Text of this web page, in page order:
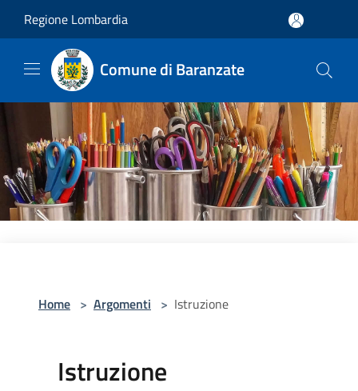
Regione Lombardia
Comune di Baranzate
Home > Argomenti > Istruzione
Istruzione